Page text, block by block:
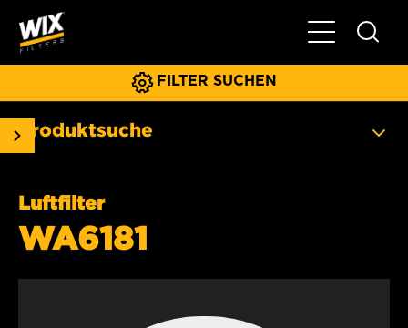
FILTER SUCHEN
Produktsuche
Luftfilter
WA6181